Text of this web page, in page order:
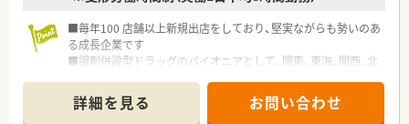
【研修をしっかり受けていきたい方】
新人研修や勉強会などだけでなく、スキルアップ研修なども実施
していただけますので、継続的に学び続けられる環境です！
【他職種との連携に興味のある方】
病院としてチーム医療には積極的に取り組んでいらっしゃいま
すので、ドクター・看護師・臨床検査技師・栄養士など、幅広い職
■毎年100 店舗以上新規出店をしており、堅実ながらも勢いのあ
る成長企業です
■調剤併設型ドラッグのパイオニアとして、関東、東海、関西、北
■研修制度は様々なプランがあり、集合研修だけでなく任意で受
講可能な研修も幅広く用意されています
詳細を見る お問い合わせ